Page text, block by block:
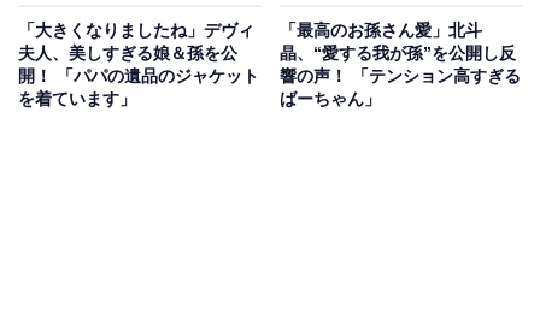
ています。オフショットでも子どもの前で変わらない笑
顔が素敵です。今後も家族ショットなどの投稿に期待し
たいですね！
「大きくなりましたね」デヴィ
夫人、美しすぎる娘＆孫を公
開！ 「パパの遺品のジャケット
を着ています」
「最高のお孫さん愛」北斗
晶、“愛する我が孫”を公開し反
響の声！ 「テンション高すぎる
ばーちゃん」